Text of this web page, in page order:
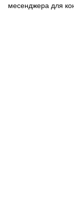
месенджера для